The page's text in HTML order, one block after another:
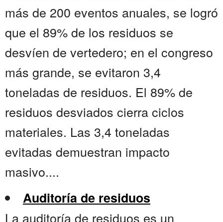
más de 200 eventos anuales, se logró
que el 89% de los residuos se
desvíen de vertedero; en el congreso
más grande, se evitaron 3,4
toneladas de residuos. El 89% de
residuos desviados cierra ciclos
materiales. Las 3,4 toneladas
evitadas demuestran impacto
masivo....
Auditoría de residuos
La auditoría de residuos es un